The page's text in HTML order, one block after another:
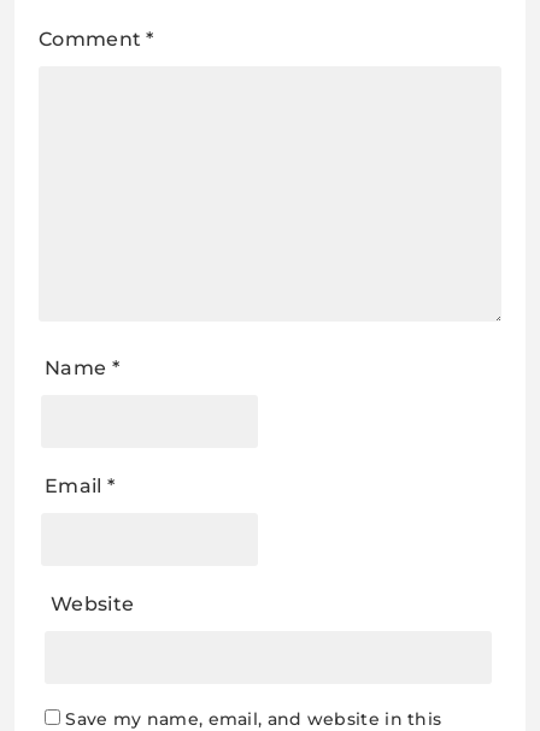
Comment*
Name *
Email *
Website
Save my name, email, and website in this